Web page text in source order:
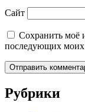
Сайт
Сохранить моё
последующих моих
Рубрики